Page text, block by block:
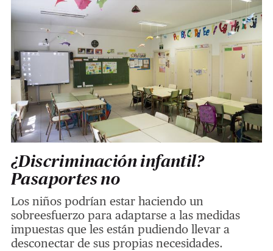
¿Discriminación infantil?
Pasaportes no
Los niños podrían estar haciendo un
sobreesfuerzo para adaptarse a las medidas
impuestas que les están pudiendo llevar a
desconectar de sus propias necesidades.